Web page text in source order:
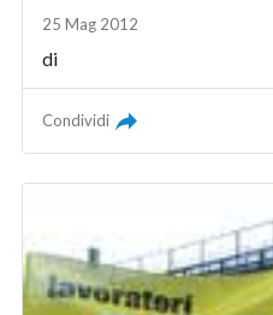
25 Mag 2012
di
Condividi